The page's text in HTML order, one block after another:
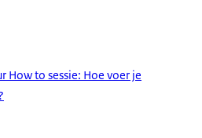
to sessie: Hoe voer je